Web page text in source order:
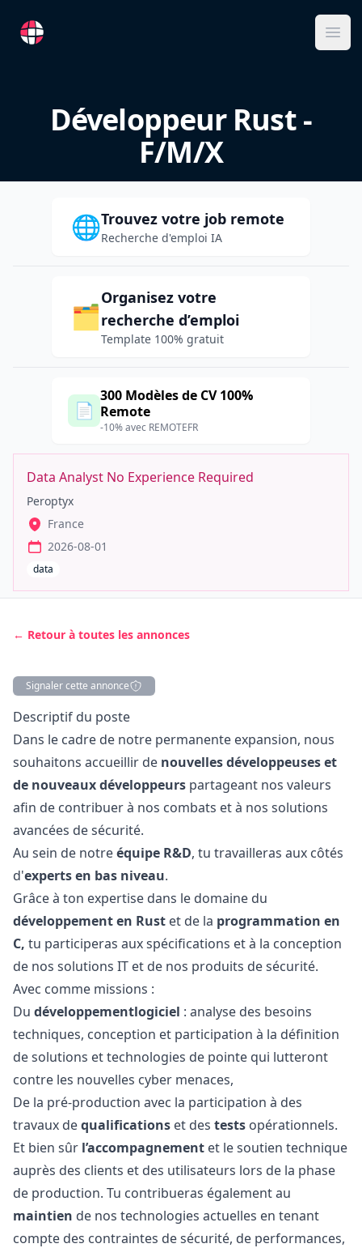
RemoteFR
Développeur Rust -
F/M/X
🌐Trouvez votre job remote
Recherche d'emploi IA
🗂️
Organisez votre
recherche d’emploi
Template 100% gratuit
📄
300 Modèles de CV 100%
Remote
-10% avec REMOTEFR
Data Analyst No Experience Required
Peroptyx
France
2026-08-01
data
← Retour à toutes les annonces
Signaler cette annonce
Description
Descriptif du poste
Dans le cadre de notre permanente expansion, nous
souhaitons accueillir de nouvelles développeuses et
de nouveaux développeurs partageant nos valeurs
afin de contribuer à nos combats et à nos solutions
avancées de sécurité.
Au sein de notreéquipe R&D, tu travailleras aux côtés
d'experts en bas niveau.
Grâce à ton expertise dans le domaine du
développement en Rust et de la programmation en
C, tu participeras aux spécifications et à la conception
de nos solutions IT et de nos produits de sécurité.
Avec comme missions :
Du développementlogiciel : analyse des besoins
techniques, conception et participation à la définition
de solutions et technologies de pointe qui lutteront
contre les nouvelles cyber menaces,
De la pré-production avec la participation à des
travaux dequalifications et des tests opérationnels.
Et bien sûr l’accompagnement et le soutien technique
auprès des clients et des utilisateurs lors de la phase
de production. Tu contribueras également au
maintien de nos technologies actuelles en tenant
compte des contraintes de sécurité, de performances,